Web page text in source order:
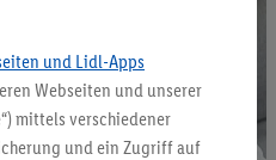
und Lidl-Apps
Webseiten und unserer
mittels verschiedener
und ein Zugriff auf